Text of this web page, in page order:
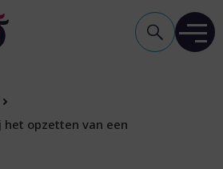
opzetten van een